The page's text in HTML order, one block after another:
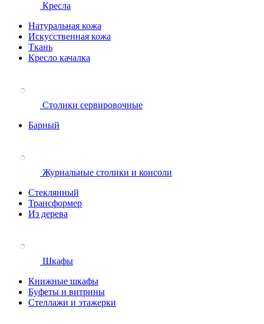
Кресла
Натуральная кожа
Искусственная кожа
Ткань
Кресло качалка
Столики сервировочные
Барный
Журнальные столики и консоли
Стеклянный
Трансформер
Из дерева
Шкафы
Книжные шкафы
Буфеты и витрины
Стеллажи и этажерки